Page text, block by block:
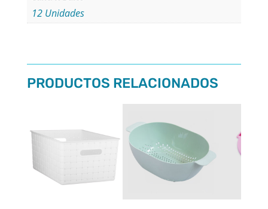
12 Unidades
PRODUCTOS RELACIONADOS